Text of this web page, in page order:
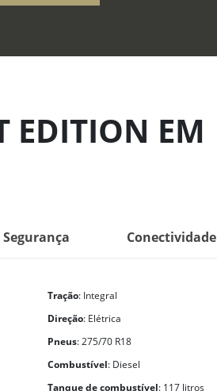
EDITION EM
Segurança Conectividade
Tração : Integral
Direção : Elétrica
Pneus : 275/70 R18
Combustível : Diesel
Tanque de combustível : 117 litros